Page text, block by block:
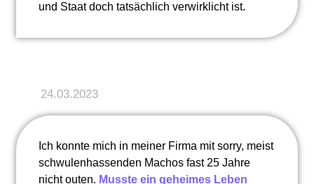
und Staat doch tatsächlich verwirklicht ist.
24.03.2023
Ich konnte mich in meiner Firma mit sorry, meist
schwulenhassenden Machos fast 25 Jahre
nicht outen. Musste ein geheimes Leben